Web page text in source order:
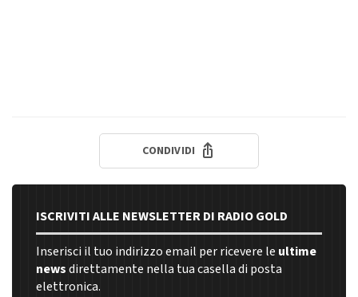
CONDIVIDI
ISCRIVITI ALLE NEWSLETTER DI RADIO GOLD
Inserisci il tuo indirizzo email per ricevere le ultime
newsdirettamente nella tua casella di posta
elettronica.